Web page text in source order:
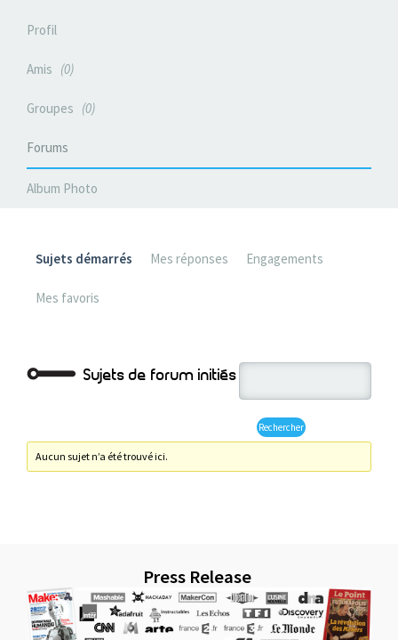
Profil
Amis 0
Groupes 0
Forums
Album Photo
Sujets démarrés Mes réponses Engagements
Mes favoris
Sujets de forum initiés
Aucun sujet n’a été trouvé ici.
Press Release